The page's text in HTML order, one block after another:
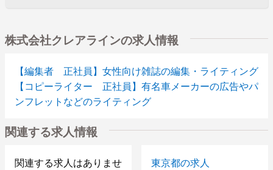
株式会社クレアラインの求人情報
【編集者 正社員】女性向け雑誌の編集・ライティング
【コピーライター 正社員】有名車メーカーの広告やパ
ンフレットなどのライティング
関連する求人情報
関連する求人はありませ 東京都の求人